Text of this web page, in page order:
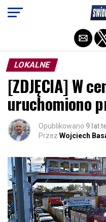
LOKALNE
[ZDJĘCIA] W
uruchomiono
Opublikowano 9 lat
Przez Wojciech
Exit